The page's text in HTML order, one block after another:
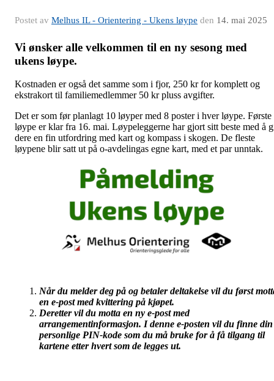
Postet av Melhus IL - Orientering - Ukens løype den 14. mai 2025
Vi ønsker alle velkommen til en ny sesong med
ukens løype.
Kostnaden er også det samme som i fjor, 250 kr for komplett og
ekstrakort til familiemedlemmer 50 kr pluss avgifter.
Det er som før planlagt 10 løyper med 8 poster i hver løype. Første
løype er klar fra 16. mai. Løypeleggerne har gjort sitt beste med å
dere en fin utfordring med kart og kompass i skogen. De fleste
løypene blir satt ut på o-avdelingas egne kart, med et par unntak.
Når du melder deg på og betaler deltakelse vil du først
en e-post med kvittering på kjøpet.
Deretter vil du motta en ny e-post med
arrangementinformasjon. I denne e-posten vil du finne din
personlige PIN-kode som du må bruke for å få tilgang til
kartene etter hvert som de legges ut.